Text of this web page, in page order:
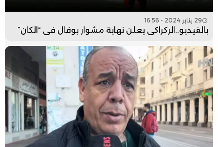
29 يناير 2024 - 16:56
بالفيديو..الركراكي يعلن نهاية مشوار بوفال في “الكان”